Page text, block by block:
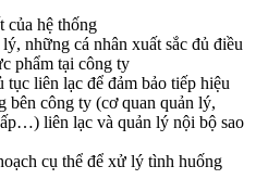
của hệ thống
những cá nhân xuất sắc đủ điều
phẩm tại công ty
liên lạc để đảm bảo tiếp hiệu
bên công ty (cơ quan quản lý,
liên lạc và quản lý nội bộ sao
cụ thể để xử lý tình huống